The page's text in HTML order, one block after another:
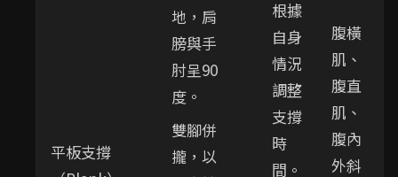
平板支撐
地，肩
膀與手
肘呈90
度。
雙腳併
攏，以
根據
自身
情況
調整
支撐
時
間。
腹橫
肌、
腹直
肌、
腹內
外斜